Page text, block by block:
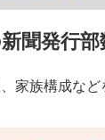
聞発行
家族構成な